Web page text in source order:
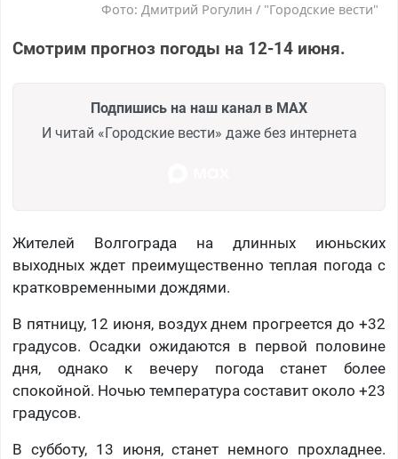
Фото: Дмитрий Рогулин / "Городские вести"
Смотрим прогноз погоды на 12-14 июня.
Подпишись на наш канал в MAX
И читай «Городские вести» даже без интернета
Жителей Волгограда на длинных июньских
выходных ждет преимущественно теплая погода с
кратковременными дождями.
В пятницу, 12 июня, воздух днем прогреется до +32
градусов. Осадки ожидаются в первой половине
дня, однако к вечеру погода станет более
спокойной. Ночью температура составит около +23
градусов.
В субботу, 13 июня, станет немного прохладнее.